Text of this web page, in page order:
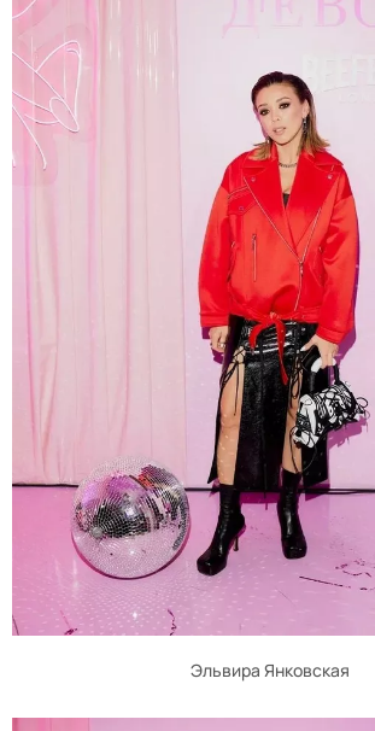
Эльвира Янковская